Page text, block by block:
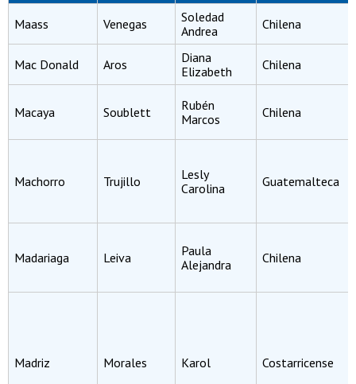
Maass Venegas
Soledad
Andrea
Chilena
Mac Donald Aros
Diana
Elizabeth
Chilena
Macaya Soublett
Rubén
Marcos
Chilena
Machorro Trujillo
Lesly
Carolina
Guatemalteca
Madariaga Leiva
Paula
Alejandra
Chilena
Madriz Morales Karol Costarricense